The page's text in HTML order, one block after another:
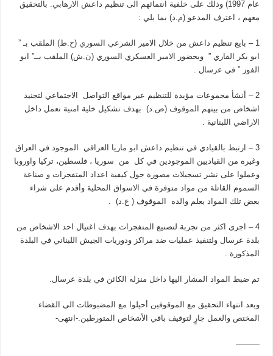
عام 1997) وذلك على خلفية انتمائهم الى تنظيم داعش الارهابي. بالتحقيق
معهم ، اعترف المدعو (م.د) بما يلي :
1 – بايع تنظيم داعش من خلال الامير الشرعي السوري (ح.ط) الملقب بـ ”
ابو بكر القاري ” وبحضور الامير العسكري السوري (ن.ش) الملقب بــ” ابو
الفوز ” في عرسال .
2 – أنشأ مجموعات مؤيدة للتنظيم عبر مواقع التواصل الاجتماعي لتجنيد
اشخاص من بينهم الموقوف (ص.د) بهدف تشكيل خلية امنية تعمل داخل
الاراضي اللبنانية .
3 – ارتبط بالقيادي في تنظيم داعش ابو ماريا العراقي الموجود في العراق
وغيره من القياديين الموجودين في كل من سوريا ، فلسطين، تركيا واوروبا
وعملوا على نشر تسجيلات مصورة حول كيفية اعداد المتفجرات و صناعة
السموم القاتلة من مواد متوفرة في الاسواق المحلية وأقدم على شراء
بعض تلك المواد بعلم والده الموقوف ( ع.د) .
4 – اجرى اكثر من تجربة لتصنيع المتفجرات بهدف اغتيال احد الاشخاص من
بلدة عرسال ولتنفيذ عمليات ضد مراكز ودوريات الجيش اللبناني في البلدة
المذكورة .
تم ضبط المواد المشار اليها داخل منزله الكائن في بلدة عرسال.
وبعد انتهاء التحقيق مع الموقوفين أحيلوا مع المضبوطات الى القضاء
المختص والعمل جارٍ لتوقيف باقي الأشخاص المتورطين.-انتهى-
———